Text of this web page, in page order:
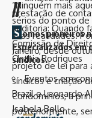
prestação de
auditoria: Quando
Comissão de
Cinthia Rodrigues
Eventos em
Brazil e Leonardo
Isabela Bello
“Ninguém mais
sérios do ponto de
suas realidades.
Janeiro, desde
projeto de lei para
síndicos e criação
Condomínios, a
posteriormente,
//
S omos pioneiros
Especializados em
síndicos.